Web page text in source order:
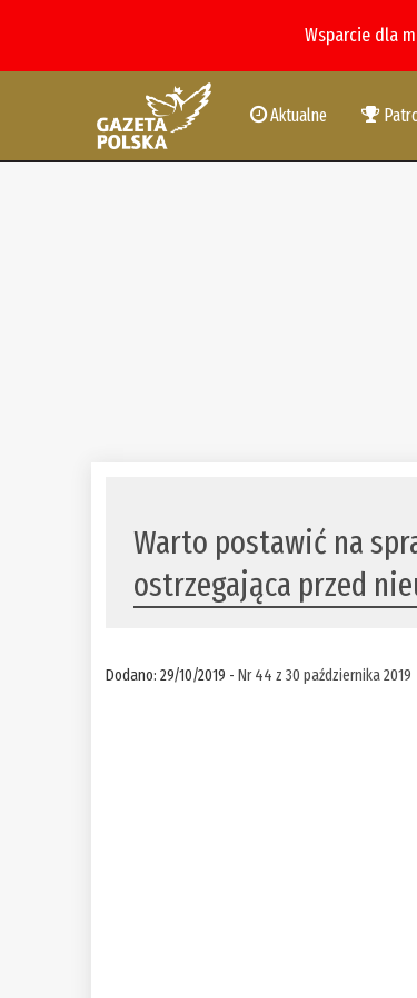
Wsparcie dla
Aktualne
Warto postawić na
ostrzegająca przed
Dodano: 29/10/2019 -Nr 44 z 30 października 2019